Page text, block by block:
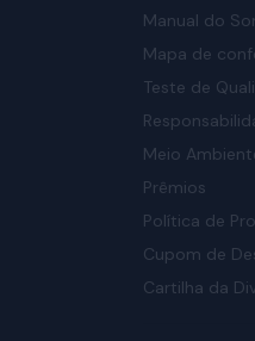
Manual do
Mapa de
Teste de
Meio
Prêmios
Política de
Cupom de
Cartilha da